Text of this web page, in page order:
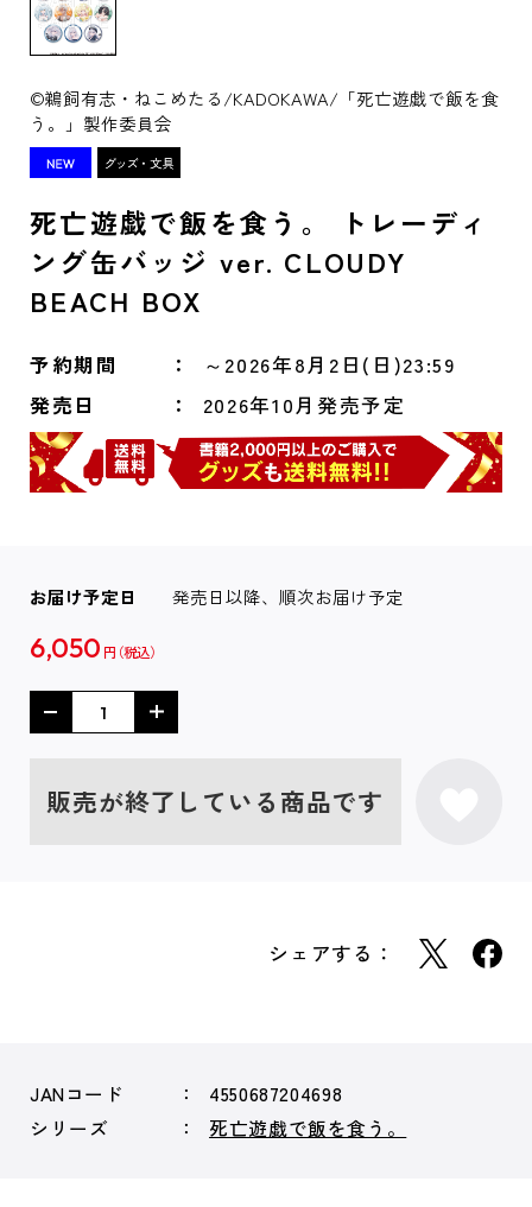
©鵜飼有志・ねこめたる/KADOKAWA/「死亡遊戯で飯を食
う。」製作委員会
死亡遊戯で飯を食う。 トレーディ
ング缶バッジ ver. CLOUDY
BEACH BOX
予約期間
～2026年8月2日(日)23:59
発売日
2026年10月発売予定
お届け予定日 発売日以降、順次お届け予定
6,050 円
販売が終了している商品です
シェアする：
JANコード
4550687204698
シリーズ
死亡遊戯で飯を食う。